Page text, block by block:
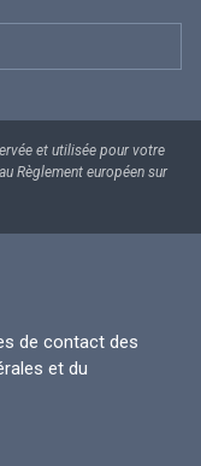
et utilisée pour votre
Règlement européen sur
de contact des
et du